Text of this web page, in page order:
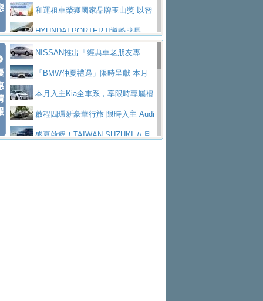
場
eugeot 208小改款發表上市94.8萬起
大馬力超過1000匹並具備530公里最大續航
里程
小車大空間、座艙科技更先進，SK
ODA發表全新純電跨界休旅Eipq祭平民化車
價89萬起
賓士AMG.EA專屬平台首作，Merc
edes-AMG 全新GT 4-Door Coupe全球首發
福斯推出首款GTI純電性能掀背ID.
Polo GTI，擁有226匹馬力和零百加速 6.8
秒的實力
Jaguar 公布四門 GT車款正式車名
為JAGUAR TYPE 01
終於跟上進度，LEXUS發表首款三
排六座純電旗艦休旅 TZ
有錢也買不到的Golf R！福斯打造
全新Golf R 24h賽車將挑戰紐柏林24小時耐
SKODA公布全新小型純電跨界休旅
rix 新加坡大獎賽 Audi 極速之旅開放報名
和運租車榮獲國家品牌玉山獎 以智
慧移動與綠能創新
HYUNDAI PORTER II逆勢成長，
勇奪中型貨車銷售冠軍
父親節霸氣獻禮！PGO 威力125 最
低入手價 $60,900 起 省油ｘ安全ｘ大空間
陪爸爸輕鬆
福斯商旅挺頭家 推出「德系質感 精
算圓夢」專案yundai推出AllDayEnergy能源服
務 讓電動車化身行動儲能系統
NISSAN X-TRAIL 上市首月銷量
躋身同級前3名Toyota歐洲純電車銷量翻倍 2026
NISSAN推出「經典車老朋友專
案」 以匠人精神煥新珍品座駕
「BMW仲夏禮遇」限時呈獻 本月
入主即享尊榮豪華五星假期 多元優購方案
同步實施
本月入主Kia全車系，享限時專屬禮
遇 啟程四環新豪華行旅 限時入主 Audi
A6 旗艦陣容 低月付5,888元起及3 年乙式險
盛夏啟程！TAIWAN SUZUKI 八月